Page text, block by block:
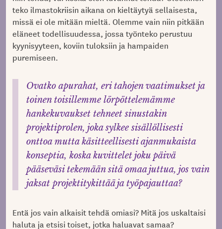
teko ilmastokriisin aikana on kieltäytyä sellaisesta,
missä ei ole mitään mieltä. Olemme vain niin pitkään
eläneet todellisuudessa, jossa työnteko perustuu
kyynisyyteen, koviin tuloksiin ja hampaiden
puremiseen.
Ovatko apurahat, eri tahojen vaatimukset ja
toinen toisillemme lörpöttelemämme
hankekuvaukset tehneet sinustakin
projektiprolen, joka sylkee sisällöllisesti
onttoa mutta käsitteellisesti ajanmukaista
konseptia, koska kuvittelet joku päivä
pääseväsi tekemään sitä omaa juttua, jos vain
jaksat projektitykittää ja työpajauttaa?
Entä jos vain alkaisit tehdä omiasi? Mitä jos uskaltaisi
haluta ja etsisi toiset, jotka haluavat samaa?